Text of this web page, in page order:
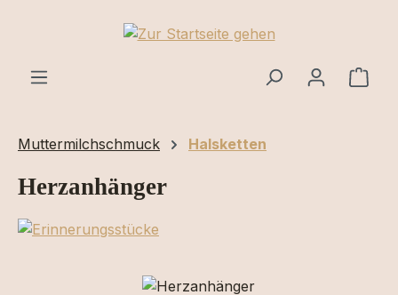
Zum Hauptinhalt springen
Muttermilchschmuck Halsketten
Herzanhänger
Bildergalerie überspringen